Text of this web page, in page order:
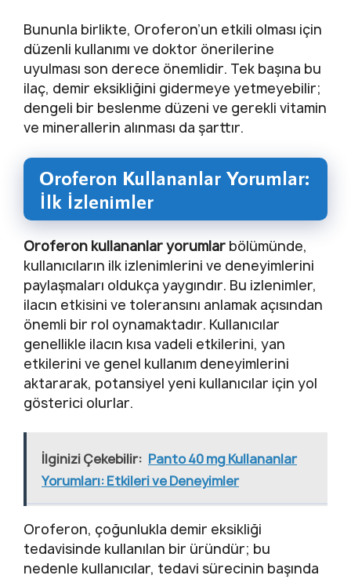
Bununla birlikte, Oroferon’un etkili olması için
düzenli kullanımı ve doktor önerilerine
uyulması son derece önemlidir. Tek başına bu
ilaç, demir eksikliğini gidermeye yetmeyebilir;
dengeli bir beslenme düzeni ve gerekli vitamin
ve minerallerin alınması da şarttır.
Oroferon Kullananlar Yorumlar:
İlk İzlenimler
Oroferon kullananlar yorumlar bölümünde,
kullanıcıların ilk izlenimlerini ve deneyimlerini
paylaşmaları oldukça yaygındır. Bu izlenimler,
ilacın etkisini ve toleransını anlamak açısından
önemli bir rol oynamaktadır. Kullanıcılar
genellikle ilacın kısa vadeli etkilerini, yan
etkilerini ve genel kullanım deneyimlerini
aktararak, potansiyel yeni kullanıcılar için yol
gösterici olurlar.
İlginizi Çekebilir: Panto 40 mg Kullananlar
Yorumları: Etkileri ve Deneyimler
Oroferon, çoğunlukla demir eksikliği
tedavisinde kullanılan bir üründür; bu
nedenle kullanıcılar, tedavi sürecinin başında